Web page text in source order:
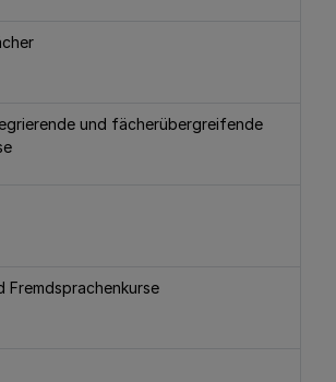
und fächerübergreifende
Fremdsprachenkurse